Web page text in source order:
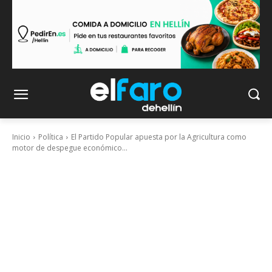
Inicio Política
El Partido Popular apuesta por la Agricultura como
motor de despegue económico...